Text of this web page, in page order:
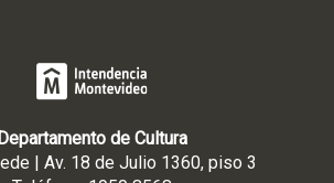
Departamento de Cultura
| Av. 18 de Julio 1360, piso 3